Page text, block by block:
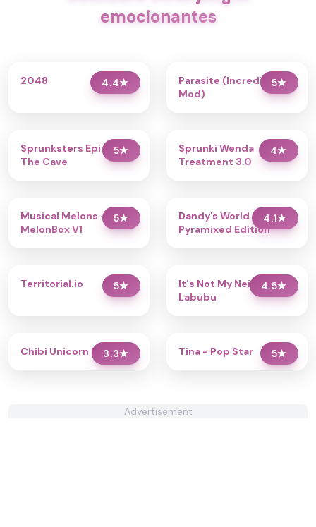
emocionantes
4.4★
2048 5★
Parasite (Incredibox
Mod)
5★
Sprunksters Episode 2:
The Cave
4★
Sprunki Wenda
Treatment 3.0
5★
Musical Melons –
MelonBox V1
4.1★
Dandy’s World
Pyramixed Edition
5★
Territorial.io 4.5★
It's Not My Neighbor:
Labubu
3.3★
Chibi Unicorn Dress Up 5★
Tina - Pop Star
Advertisement